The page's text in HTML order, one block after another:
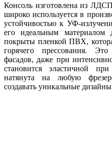
Консоль изготовлена из
широко используется в
устойчивостью к УФ-
его идеальным
покрыты пленкой ПВХ,
горячего прессования. Это
фасадов, даже при
становится эластичной
натянута на любую
создавать уникальные